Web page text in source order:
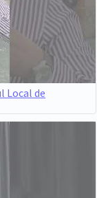
Local de